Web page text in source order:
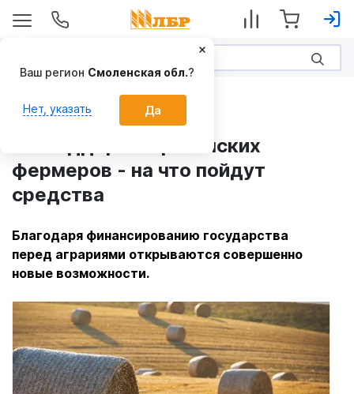
Господдержка рязанских
фермеров - на что пойдут
средства
Благодаря финансированию государства
перед аграриями открываются совершенно
новые возможности.
Ваш регион Смоленская обл.?
Нет, указать Да